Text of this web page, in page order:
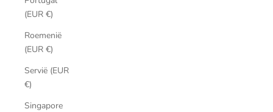
(EUR €)
Roemenië
(EUR €)
Servië (EUR
€)
Singapore